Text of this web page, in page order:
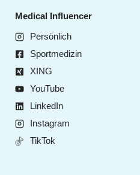
Medical Influencer
Persönlich
Sportmedizin
XING
YouTube
LinkedIn
Instagram
TikTok